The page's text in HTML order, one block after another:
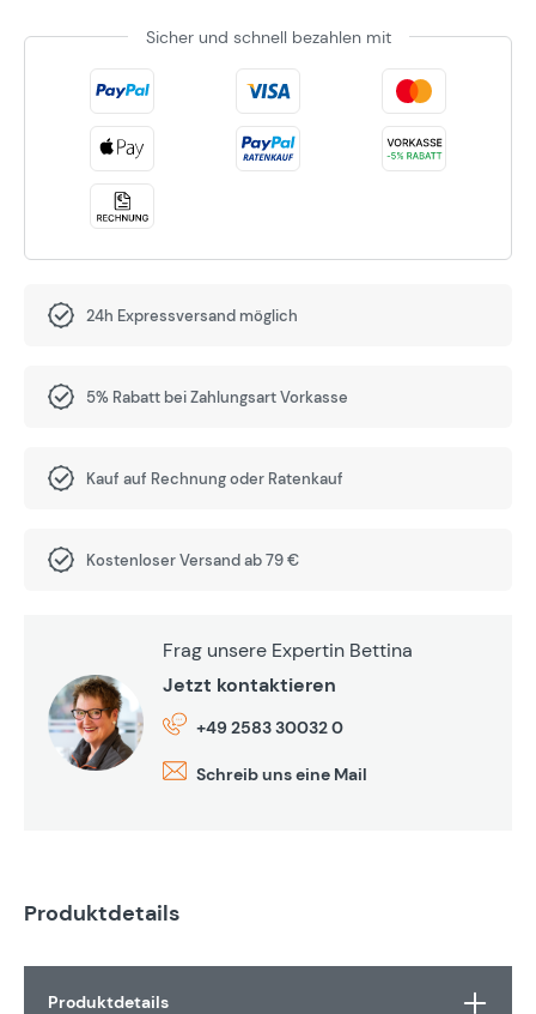
Sicher und schnell bezahlen mit
24h Expressversand möglich
5% Rabatt bei Zahlungsart Vorkasse
Kauf auf Rechnung oder Ratenkauf
Kostenloser Versand ab 79 €
Frag unsere Expertin Bettina
Jetzt kontaktieren
+49 2583 30032 0
Schreib uns eine Mail
Produktdetails
Produktdetails